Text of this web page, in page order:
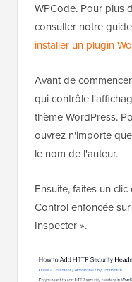
WPCode. Pour plus
consulter notre
installer un plugin
Avant de
qui contrôle
thème WordPress.
ouvrez n'importe
le nom de l'auteur.
Ensuite, faites un
Control enfoncée
Inspecter ».